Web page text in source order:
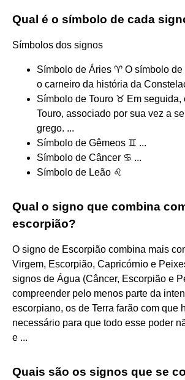
Qual é o símbolo de cada
Símbolos dos signos
Símbolo de Áries ♈ O símbolo
o carneiro da história da
Símbolo de Touro ♉ Em
Touro, associado por sua vez a
grego. ...
Símbolo de Gêmeos ♊ ...
Símbolo de Câncer ♋ ...
Símbolo de Leão ♌
Qual o signo que combina
escorpião?
O signo de Escorpião combina mais
Virgem, Escorpião, Capricórnio e
signos de Água (Câncer, Escorpião e
compreender pelo menos parte da
escorpiano, os de Terra farão com que
necessário para que todo esse poder
e ...
Quais são os signos que se